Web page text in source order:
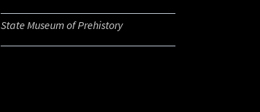
State Museum of Prehistory